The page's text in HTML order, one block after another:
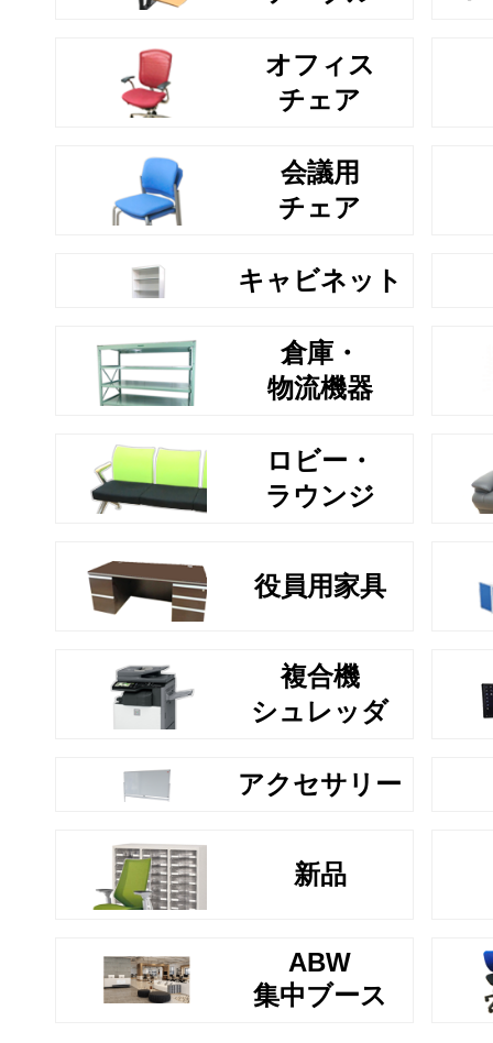
オフィス
チェア
会議用
チェア
キャビネット
倉庫・
物流機器
ロビー・
ラウンジ
役員用家具
複合機
シュレッダ
アクセサリー
新品
ABW
集中ブース